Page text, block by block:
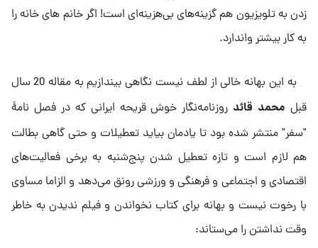
زدن به تلویزیون هم گزینه‌های بی‌هزینه‌ای است! اگر خانم های خانه را
به کار بیشتر واندارد.
به این بهانه خالی از لطف نیست نگاهی بیندازیم به مقاله 20 سال
قبل محمد قائد روزنامه‌نگار خوش قریحه ایرانی که در فصل نامۀ
"سفر" منتشر شده بود تا یادمان بیاید تعطیلات و حتی گاهی بطالت
هم لازم است و تازه تعطیل شدن پنج‌شنبه به برخی فعالیت‌های
اقتصادی و اجتماعی و فرهنگی و ورزشی رونق می‌دهد و الزاما مساوی
با رخوت نیست و بهانه برای کتاب نخواندن و فیلم ندیدن به خاطر
وقت نداشتن را می‌ستاند: